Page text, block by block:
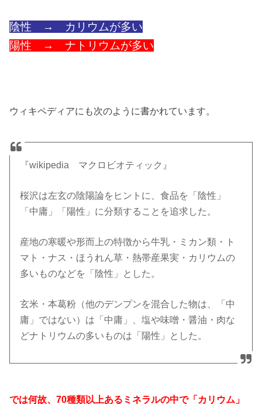
陰性 → カリウムが多い
陽性 → ナトリウムが多い
ウィキペディアにも次のように書かれています。
『wikipedia マクロビオティック』
桜沢は左玄の陰陽論をヒントに、食品を「陰性」
「中庸」「陽性」に分類することを追求した。
産地の寒暖や形而上の特徴から牛乳・ミカン類・ト
マト・ナス・ほうれん草・熱帯産果実・カリウムの
多いものなどを「陰性」とした。
玄米・本葛粉（他のデンプンを混合した物は、「中
庸」ではない）は「中庸」、塩や味噌・醤油・肉な
どナトリウムの多いものは「陽性」とした。
では何故、70種類以上あるミネラルの中で「カリウム」